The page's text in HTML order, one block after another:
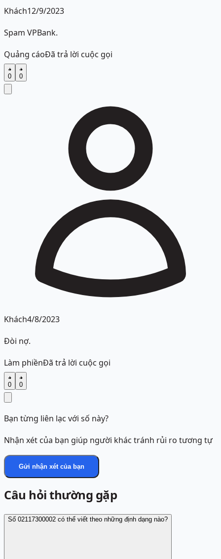
Khách12/9/2023
Spam VPBank.
Quảng cáoĐã trả lời cuộc gọi
0 0
Khách4/8/2023
Đòi nợ.
Làm phiềnĐã trả lời cuộc gọi
0 0
Bạn từng liên lạc với số này?
Nhận xét của bạn giúp người khác tránh rủi ro tương tự
Gửi nhận xét của bạn
Câu hỏi thường gặp
Số 02117300002 có thể viết theo những định dạng nào?